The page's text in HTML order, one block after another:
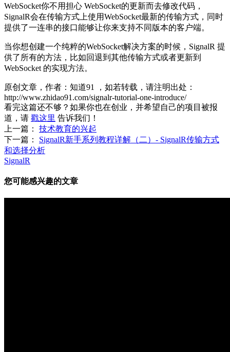
WebSocket你不用担心 WebSocket的更新而去修改代码，
SignalR会在传输方式上使用WebSocket最新的传输方式，同时
提供了一连串的接口能够让你来支持不同版本的客户端。
当你想创建一个纯粹的WebSocket解决方案的时候，SignalR 提
供了所有的方法，比如回退到其他传输方式或者更新到
WebSocket 的实现方法。
原创文章，作者：知道91
，如若转载，请注明出处：
http://www.zhidao91.com/signalr-tutorial-one-introduce/
看完这篇还不够？如果你也在创业，并希望自己的项目被报
道，请 戳这里 告诉我们！
上一篇：
技术教育的兴起
下一篇：
SignalR新手系列教程详解（二）- SignalR传输方式
和选择分析
SignalR
您可能感兴趣的文章